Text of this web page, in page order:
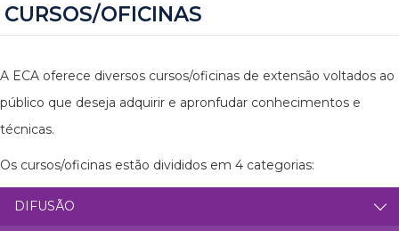
CURSOS/OFICINAS
A ECA oferece diversos cursos/oficinas de extensão voltados ao
público que deseja adquirir e apronfudar conhecimentos e
técnicas.
Os cursos/oficinas estão divididos em 4 categorias:
DIFUSÃO